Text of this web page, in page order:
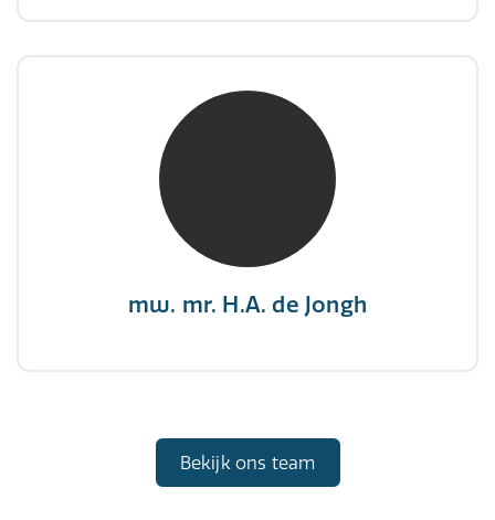
mw. mr. H.A. de Jongh
mw. mr. H.A. de Jongh
NIVRE Register-Expert
"There is no elevator to succes, you need to
Bekijk ons team